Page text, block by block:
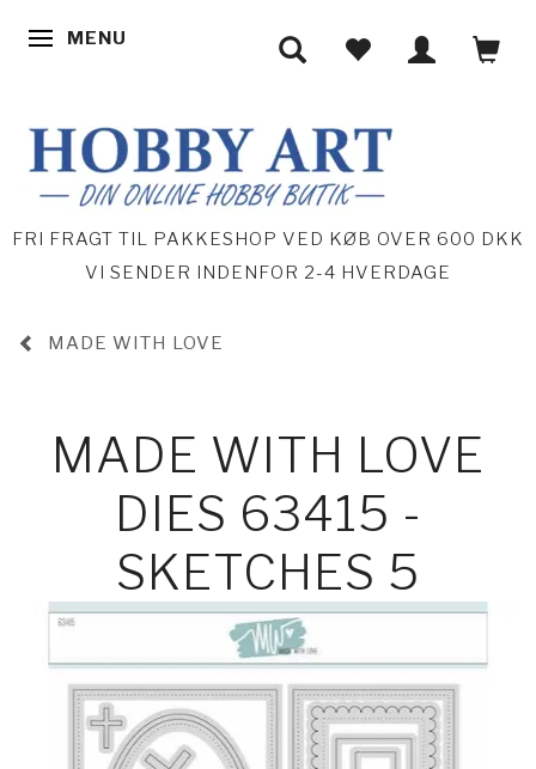
SKIFTE NAVIGATION
MENU
FRI FRAGT TIL PAKKESHOP VED KØB OVER 600 DKK
VI SENDER INDENFOR 2-4 HVERDAGE
MADE WITH LOVE
MADE WITH LOVE
DIES 63415 -
SKETCHES 5